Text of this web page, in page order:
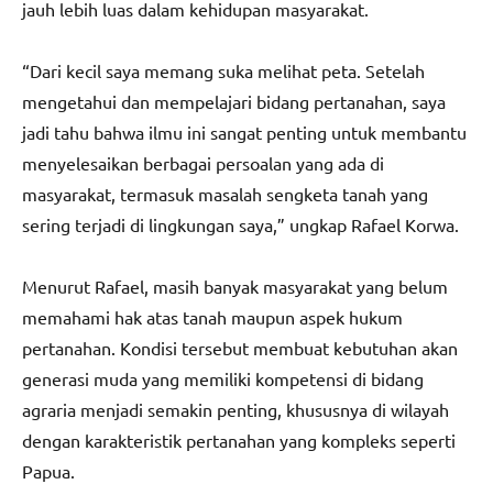
jauh lebih luas dalam kehidupan masyarakat.
“Dari kecil saya memang suka melihat peta. Setelah
mengetahui dan mempelajari bidang pertanahan, saya
jadi tahu bahwa ilmu ini sangat penting untuk membantu
menyelesaikan berbagai persoalan yang ada di
masyarakat, termasuk masalah sengketa tanah yang
sering terjadi di lingkungan saya,” ungkap Rafael Korwa.
Menurut Rafael, masih banyak masyarakat yang belum
memahami hak atas tanah maupun aspek hukum
pertanahan. Kondisi tersebut membuat kebutuhan akan
generasi muda yang memiliki kompetensi di bidang
agraria menjadi semakin penting, khususnya di wilayah
dengan karakteristik pertanahan yang kompleks seperti
Papua.